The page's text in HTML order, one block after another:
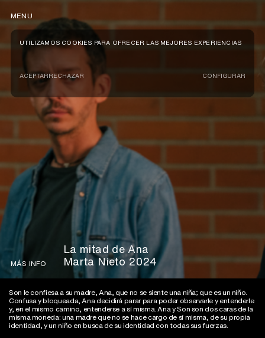
UTILIZAMOS COOKIES PARA OFRECER LAS MEJORES EXPERIENCIAS
ACEPTARRECHAZAR CONFIGURAR
MENU
La mitad de Ana
Marta Nieto 2024
MÁS INFO
Son le confiesa a su madre, Ana, que no se siente una niña; que es un niño.
Confusa y bloqueada, Ana decidirá parar para poder observarle y entenderle
y, en el mismo camino, entenderse a sí misma. Ana y Son son dos caras de la
misma moneda: una madre que no se hace cargo de sí misma, de su propia
identidad, y un niño en busca de su identidad con todas sus fuerzas.